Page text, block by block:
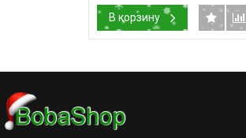
В корзину